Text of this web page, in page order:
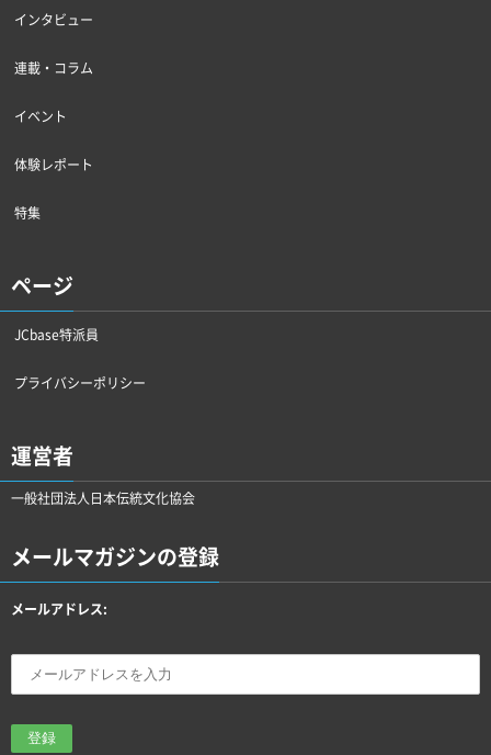
インタビュー
連載・コラム
イベント
体験レポート
特集
ページ
JCbase特派員
プライバシーポリシー
運営者
一般社団法人日本伝統文化協会
メールマガジンの登録
メールアドレス: